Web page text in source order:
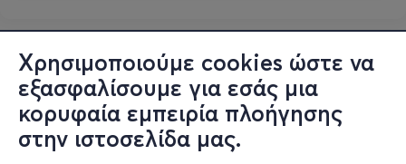
Χρησιμοποιούμε cookies ώστε να
εξασφαλίσουμε για εσάς μια
κορυφαία εμπειρία πλοήγησης
στην ιστοσελίδα μας.